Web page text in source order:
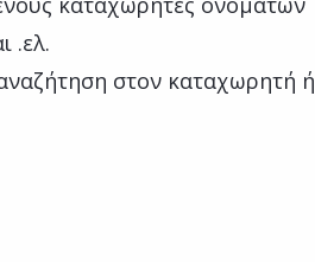
.ελ.
αναζήτηση στον καταχωρητή ή